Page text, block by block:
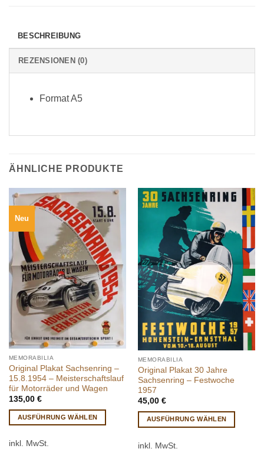
BESCHREIBUNG
REZENSIONEN (0)
Format A5
ÄHNLICHE PRODUKTE
Neu
MEMORABILIA
Original Plakat Sachsenring –
15.8.1954 – Meisterschaftslauf
für Motorräder und Wagen
135,00 €
AUSFÜHRUNG WÄHLEN
Produkt
inkl. MwSt.
MEMORABILIA
Original Plakat 30 Jahre
Sachsenring – Festwoche
1957
45,00 €
AUSFÜHRUNG WÄHLEN
Produkt
inkl. MwSt.